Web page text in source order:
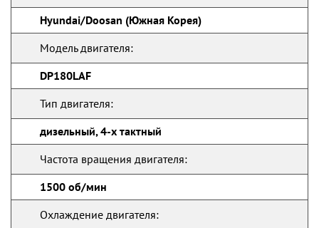
Hyundai/Doosan (Южная Корея)
Модель двигателя:
DP180LAF
Тип двигателя:
дизельный, 4-х тактный
Частота вращения двигателя:
1500 об/мин
Охлаждение двигателя: